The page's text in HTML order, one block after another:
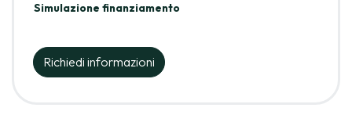
Simulazione finanziamento
Richiedi informazioni